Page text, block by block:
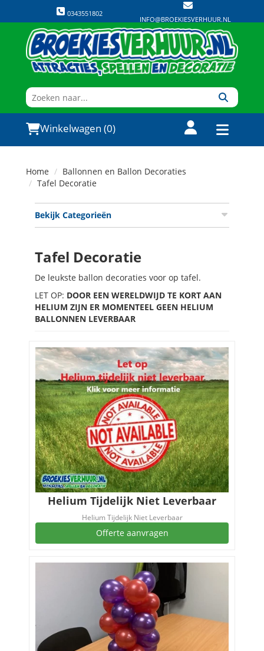
0343551802
INFO@BROEKIESVERHUUR.NL
Winkelwagen (0)
Home
Ballonnen en Ballon Decoraties
Tafel Decoratie
Bekijk Categorieën
Tafel Decoratie
De leukste ballon decoraties voor op tafel.
LET OP: DOOR EEN WERELDWIJD TE KORT AAN
HELIUM ZIJN ER MOMENTEEL GEEN HELIUM
BALLONNEN LEVERBAAR
Helium Tijdelijk Niet Leverbaar
Helium Tijdelijk Niet Leverbaar
Offerte aanvragen